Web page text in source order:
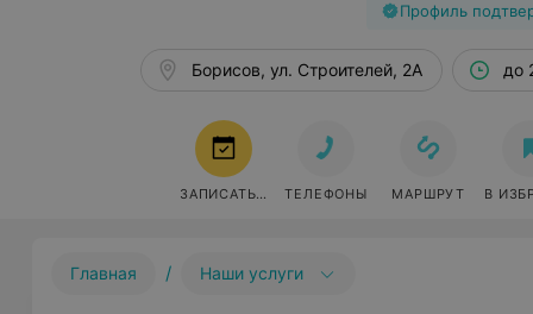
Профиль
Борисов, ул. Строителей, 2А до
ЗАПИСАТЬСЯ ТЕЛЕФОНЫ МАРШРУТ В
Главная / Наши услуги